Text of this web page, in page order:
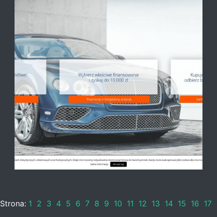
Strona: 1 2 3 4 5 6 7 8 9 10 11 12 13 14 15 16 17